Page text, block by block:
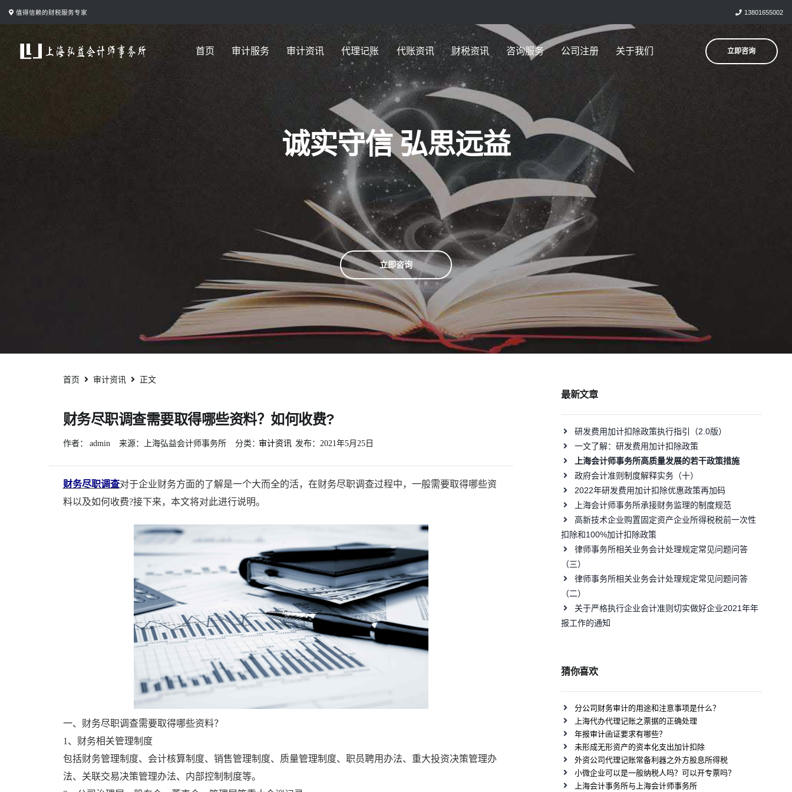
转
值得信赖的财税服务专家 13801655002
首页 审计服务 审计资讯 代理记账 代账资讯 财税资讯 咨询服务 公司注册 关于我们 立即咨询
诚实守信 弘思远益
立即咨询
首页 审计资讯 正文
财务尽职调查需要取得哪些资料？如何收费?
作者： admin 来源：上海弘益会计师事务所 分类：审计资讯 发布： 2021年5月25日
财务尽职调查对于企业财务方面的了解是一个大而全的活，在财务尽职调查过程中，一般需要取得哪些资
料以及如何收费?接下来，本文将对此进行说明。
一、财务尽职调查需要取得哪些资料？
1、财务相关管理制度
包括财务管理制度、会计核算制度、销售管理制度、质量管理制度、职员聘用办法、重大投资决策管理办
法、关联交易决策管理办法、内部控制制度等。
最新文章
研发费用加计扣除政策执行指引（2.0版）
一文了解：研发费用加计扣除政策
上海会计师事务所高质量发展的若干政策措施
政府会计准则制度解释实务（十）
2022年研发费用加计扣除优惠政策再加码
上海会计师事务所承接财务监理的制度规范
高新技术企业购置固定资产企业所得税税前一次性
扣除和100%加计扣除政策
律师事务所相关业务会计处理规定常见问题问答
（三）
律师事务所相关业务会计处理规定常见问题问答
（二）
关于严格执行企业会计准则切实做好企业2021年年
报工作的通知
猜你喜欢
分公司财务审计的用途和注意事项是什么？
上海代办代理记账之票据的正确处理
年报审计函证要求有哪些？
未形成无形资产的资本化支出加计扣除
外资公司代理记账常备利器之外方股息所得税
小微企业可以是一般纳税人吗？可以开专票吗？
上海会计事务所与上海会计师事务所